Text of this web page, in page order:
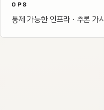
OPS
통제 가능한 인프라 · 추론 가